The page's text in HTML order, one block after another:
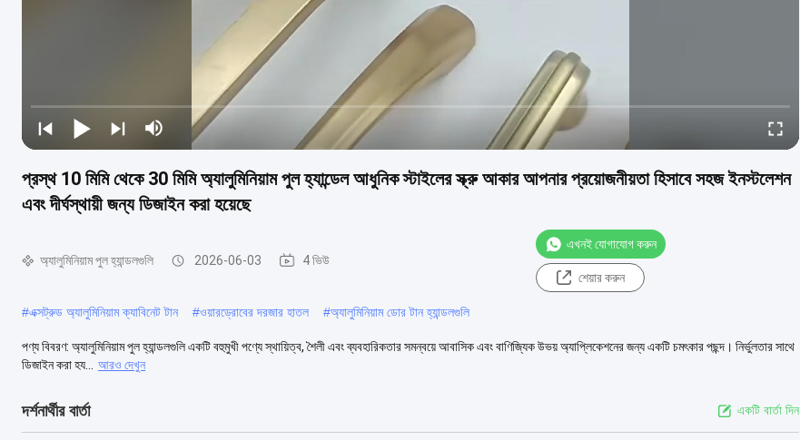
প্রস্থ 10 মিমি থেকে 30 মিমি অ্যালুমিনিয়াম পুল হ্যান্ডেল আধুনিক স্টাইলের স্ক্রু আকার আপনার প্রয়োজনীয়তা হিসাবে সহজ ইনস্টলেশন
এবং দীর্ঘস্থায়ী জন্য ডিজাইন করা হয়েছে
অ্যালুমিনিয়াম পুল হ্যান্ডলগুলি 2026-06-03 4 ভিউ
এখনই যোগাযোগ করুন
শেয়ার করুন
#এক্সট্রুড অ্যালুমিনিয়াম ক্যাবিনেট টান #ওয়ারড্রোবের দরজার হাতল #অ্যালুমিনিয়াম ডোর টান হ্যান্ডলগুলি
পণ্য বিবরণ: অ্যালুমিনিয়াম পুল হ্যান্ডলগুলি একটি বহুমুখী পণ্যে স্থায়িত্ব, শৈলী এবং ব্যবহারিকতার সমন্বয়ে আবাসিক এবং বাণিজ্যিক উভয় অ্যাপ্লিকেশনের জন্য একটি চমৎকার পছন্দ। নির্ভুলতার সাথে
ডিজাইন করা হয...
আরও দেখুন
দর্শনার্থীর বার্তা একটি বার্তা দিন